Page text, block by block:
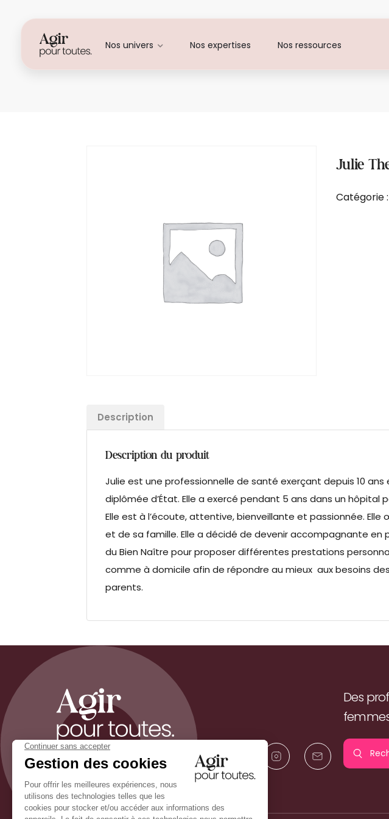
Nos univers Nos expertises Nos ressources
Julie Thellier
Julie
Catégorie :
Description
Description du produit
Julie est une professionnelle de santé exerçant depuis 10
diplômée d’État. Elle a exercé pendant 5 ans dans un hôpital
Elle est à l’écoute, attentive, bienveillante et passionnée.
et de sa famille. Elle a décidé de devenir accompagnante en
du Bien Naître pour proposer différentes prestations
comme à domicile afin de répondre au mieux aux besoins
parents.
Des